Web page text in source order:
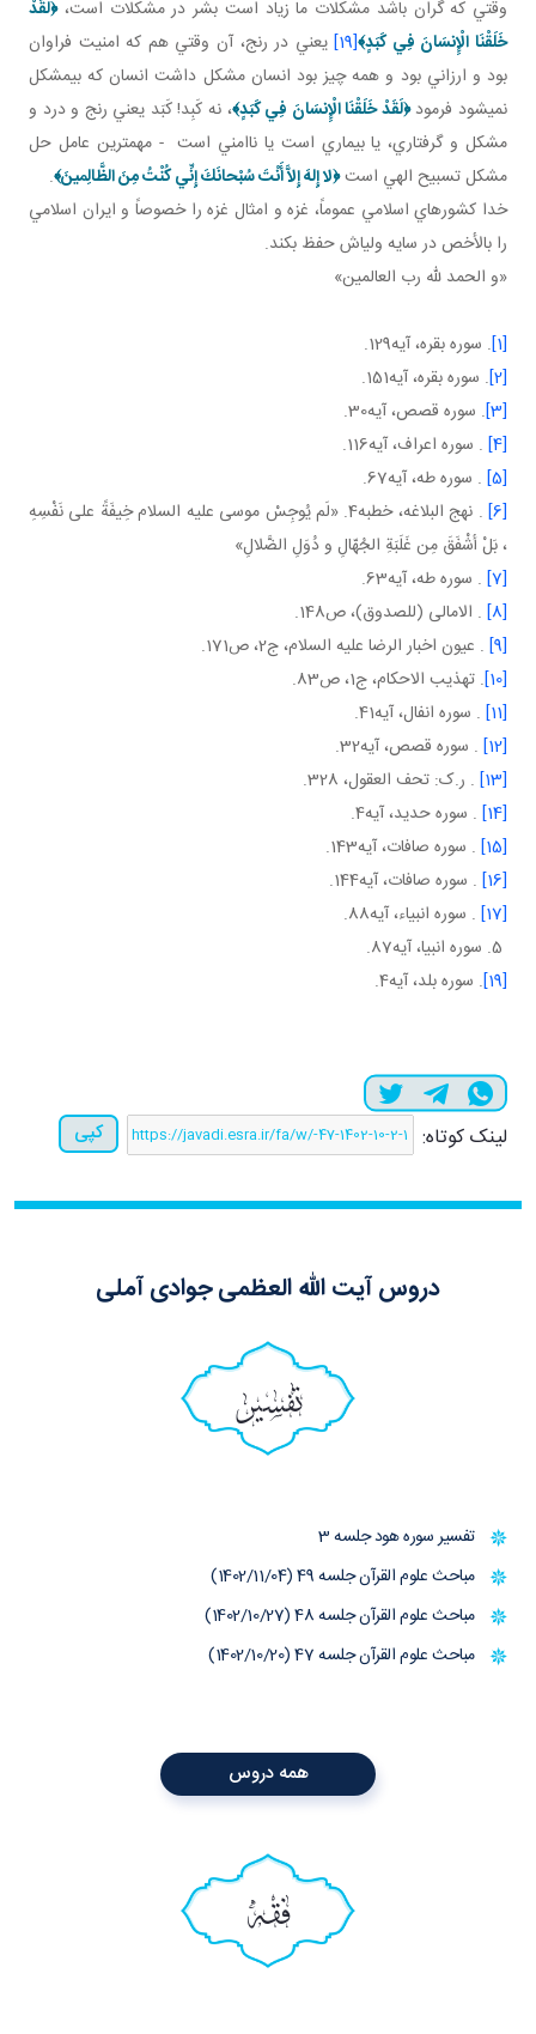
وقتي که گران باشد مشکلات ما زياد است بشر در مشکلات است،﴿لَقَدْ
خَلَقْنَا الْإِنسَانَ فِي كَبَدٍ﴾[19]
يعني در رنج، آن وقتي هم که امنيت فراوان
بود و ارزاني بود و همه چيز بود انسان مشکل داشت انسان که بي مشکل
نمي شود فرمود﴿لَقَدْ خَلَقْنَا الْإِنسَانَ فِي كَبَدٍ﴾، نه کَبِد! کَبَد يعني رنج و درد و
مشکل و گرفتاري، يا بيماري است يا ناامني است - مهم ترين عامل حل
مشکل تسبيح الهي است﴿لا إِلهَ إِلاَّ أَنْتَ سُبْحانَكَ إِنِّي كُنْتُ مِنَ الظَّالِمينَ﴾.
خدا کشورهاي اسلامي عموماً، غزه و امثال غزه را خصوصاً و ايران اسلامي
را بالأخص در سايه ولي اش حفظ بکند.
«و الحمد لله رب العالمين»
[1] . سوره بقره، آيه129.
[2] . سوره بقره، آيه151.
[3]
. سوره قصص، آيه30.
[4]
. سوره اعراف، آيه116.
[5]
. سوره طه، آيه67.
[6]
. نهج البلاغه، خطبه4. «لَم يُوجِسْ موسى عليه السلام خِيفَةً على نَفْسِهِ
، بَلْ أشْفَقَ مِن غَلَبَةِ الجُهّالِ و دُوَلِ الضَّلالِ»
[7]
. سوره طه، آيه63.
[8]
. الامالی (للصدوق)، ص148.
[9]
. عيون اخبار الرضا عليه السلام، ج2، ص171.
[10]
. تهذيب الاحکام، ج1، ص83.
[11]
. سوره انفال، آيه41.
[12]
. سوره قصص، آيه32.
[13]
. ر.ک: تحف العقول، 328.
[14]
. سوره حديد، آيه4.
[15]
. سوره صافات، آيه143.
[16]
. سوره صافات، آيه144.
[17]
. سوره انبياء، آيه88.
[19]
. سوره بلد، آيه4.
لینک کوتاه: کپی
دروس آیت الله العظمی جوادی آملی
تفسیر
تفسیر سوره هود جلسه 3
مباحث علوم القرآن جلسه 49 (1402/11/04)
مباحث علوم القرآن جلسه 48 (1402/10/27)
مباحث علوم القرآن جلسه 47 (1402/10/20)
همه دروس
فقه